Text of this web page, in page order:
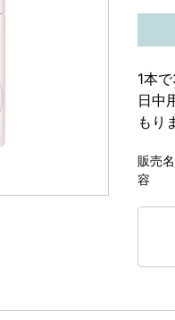
販売
容
1本
日中
もり